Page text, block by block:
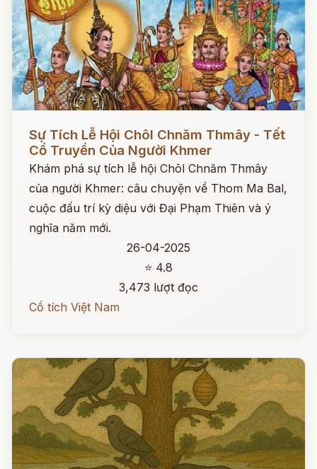
Sự Tích Lễ Hội Chôl Chnăm Thmây - Tết
Cổ Truyền Của Người Khmer
Khám phá sự tích lễ hội Chôl Chnăm Thmây
của người Khmer: câu chuyện về Thom Ma Bal,
cuộc đấu trí kỳ diệu với Đại Phạm Thiên và ý
nghĩa năm mới.
26-04-2025
⭐ 4.8
3,473 lượt đọc
Cổ tích Việt Nam